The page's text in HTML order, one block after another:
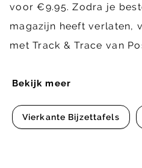
Bekijk meer
Vierkante Bijzettafels
voor €9.95. Zodra je
magazijn heeft verlaten,
met Track & Trace van